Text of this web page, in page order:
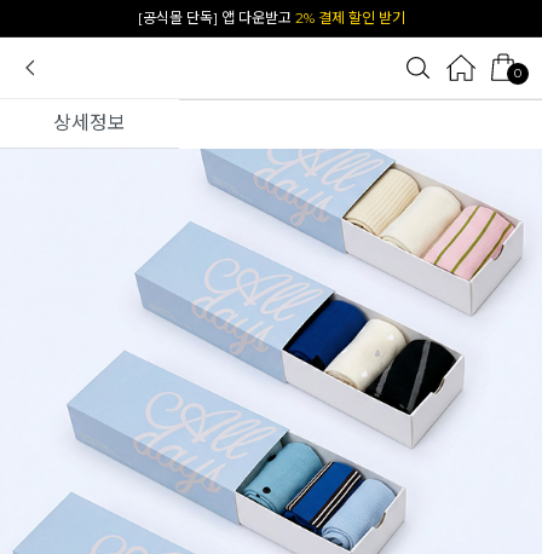
카카오 플친 추가하면1천원 즉시 할인 쿠폰
0
상세정보